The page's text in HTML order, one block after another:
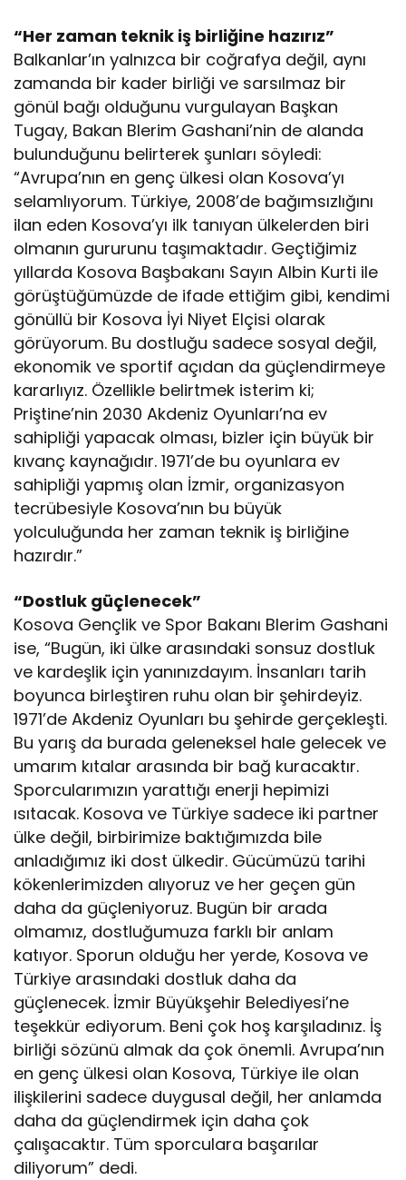
“Her zaman teknik iş birliğine hazırız”
Balkanlar’ın yalnızca bir coğrafya değil, aynı
zamanda bir kader birliği ve sarsılmaz bir
gönül bağı olduğunu vurgulayan Başkan
Tugay, Bakan Blerim Gashani’nin de alanda
bulunduğunu belirterek şunları söyledi:
“Avrupa’nın en genç ülkesi olan Kosova’yı
selamlıyorum. Türkiye, 2008’de bağımsızlığını
ilan eden Kosova’yı ilk tanıyan ülkelerden biri
olmanın gururunu taşımaktadır. Geçtiğimiz
yıllarda Kosova Başbakanı Sayın Albin Kurti ile
görüştüğümüzde de ifade ettiğim gibi, kendimi
gönüllü bir Kosova İyi Niyet Elçisi olarak
görüyorum. Bu dostluğu sadece sosyal değil,
ekonomik ve sportif açıdan da güçlendirmeye
kararlıyız. Özellikle belirtmek isterim ki;
Priştine’nin 2030 Akdeniz Oyunları’na ev
sahipliği yapacak olması, bizler için büyük bir
kıvanç kaynağıdır. 1971’de bu oyunlara ev
sahipliği yapmış olan İzmir, organizasyon
tecrübesiyle Kosova’nın bu büyük
yolculuğunda her zaman teknik iş birliğine
hazırdır.”
“Dostluk güçlenecek”
Kosova Gençlik ve Spor Bakanı Blerim Gashani
ise, “Bugün, iki ülke arasındaki sonsuz dostluk
ve kardeşlik için yanınızdayım. İnsanları tarih
boyunca birleştiren ruhu olan bir şehirdeyiz.
1971’de Akdeniz Oyunları bu şehirde gerçekleşti.
Bu yarış da burada geleneksel hale gelecek ve
umarım kıtalar arasında bir bağ kuracaktır.
Sporcularımızın yarattığı enerji hepimizi
ısıtacak. Kosova ve Türkiye sadece iki partner
ülke değil, birbirimize baktığımızda bile
anladığımız iki dost ülkedir. Gücümüzü tarihi
kökenlerimizden alıyoruz ve her geçen gün
daha da güçleniyoruz. Bugün bir arada
olmamız, dostluğumuza farklı bir anlam
katıyor. Sporun olduğu her yerde, Kosova ve
Türkiye arasındaki dostluk daha da
güçlenecek. İzmir Büyükşehir Belediyesi’ne
teşekkür ediyorum. Beni çok hoş karşıladınız. İş
birliği sözünü almak da çok önemli. Avrupa’nın
en genç ülkesi olan Kosova, Türkiye ile olan
ilişkilerini sadece duygusal değil, her anlamda
daha da güçlendirmek için daha çok
çalışacaktır. Tüm sporculara başarılar
diliyorum” dedi.